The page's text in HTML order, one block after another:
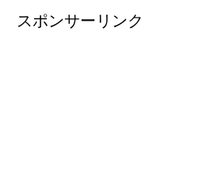
スポンサーリンク